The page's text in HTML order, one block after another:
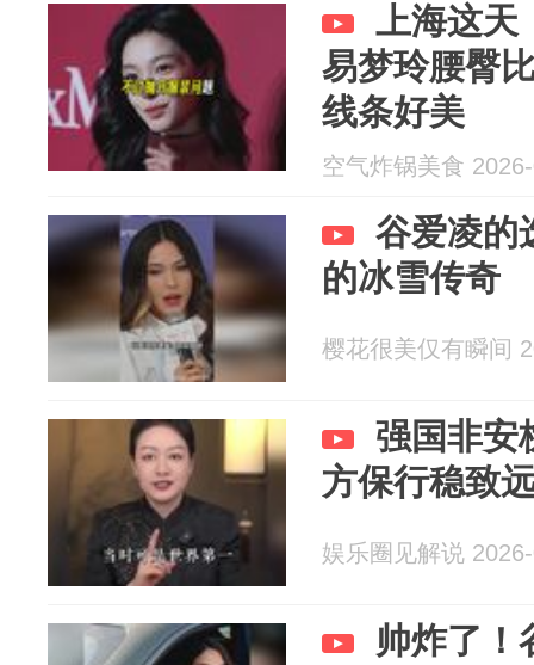
上海这天
易梦玲腰臀
线条好美
空气炸锅美食
谷爱凌的
的冰雪传奇
樱花很美仅有瞬间
强国非安
方保行稳致
娱乐圈见解说
帅炸了！